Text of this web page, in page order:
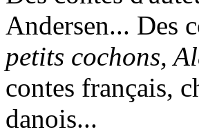
Andersen... Des
petits cochons,
contes français,
danois...